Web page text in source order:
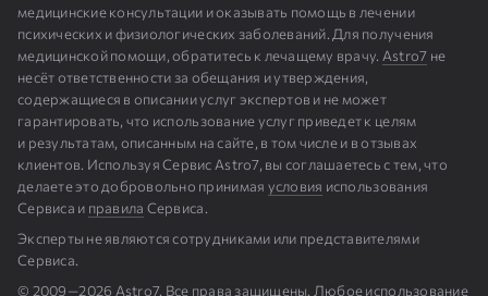
медицинские консультации и оказывать помощь в лечении
психических и физиологических заболеваний. Для получения
медицинской помощи, обратитесь к лечащему врачу. Astro7 не
несёт ответственности за обещания и утверждения,
содержащиеся в описании услуг экспертов и не может
гарантировать, что использование услуг приведет к целям
и результатам, описанным на сайте, в том числе и в отзывах
клиентов. Используя Сервис Astro7, вы соглашаетесь с тем, что
делаете это добровольно принимая условия использования
Сервиса и правила Сервиса.
Эксперты не являются сотрудниками или представителями
Сервиса.
© 2009⁠—⁠2026 Astro7. Все права защищены. Любое использование